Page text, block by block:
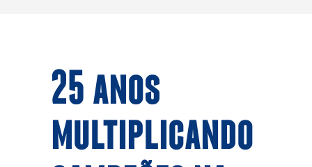
25 anos
multiplicando